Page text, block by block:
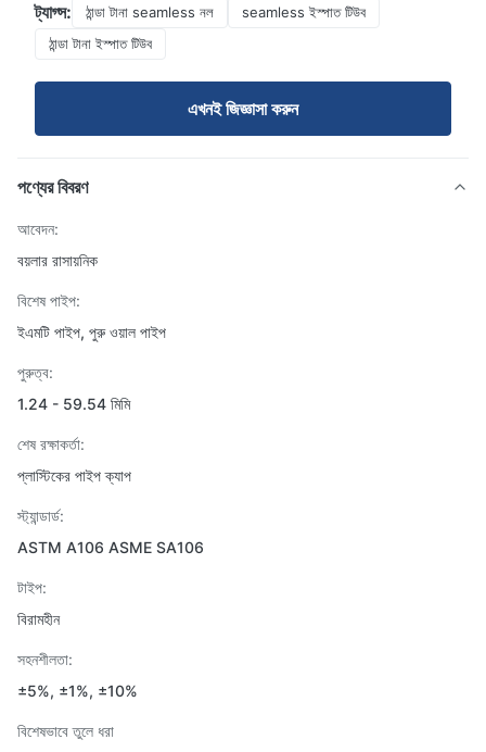
ট্যাগ্স: ঠান্ডা টানা seamless নল
seamless ইস্পাত টিউব
ঠান্ডা টানা ইস্পাত টিউব
এখনই জিজ্ঞাসা করুন
পণ্যের বিবরণ
আবেদন:
বয়লার রাসায়নিক
বিশেষ পাইপ:
ইএমটি পাইপ, পুরু ওয়াল পাইপ
পুরুত্ব:
1.24 - 59.54 মিমি
শেষ রক্ষাকর্তা:
প্লাস্টিকের পাইপ ক্যাপ
স্ট্যান্ডার্ড:
ASTM A106 ASME SA106
টাইপ:
বিরামহীন
সহনশীলতা:
±5%, ±1%, ±10%
বিশেষভাবে তুলে ধরা